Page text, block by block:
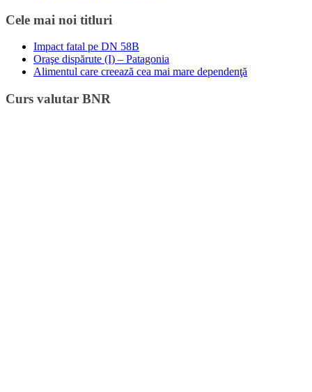
Cele mai noi titluri
Impact fatal pe DN 58B
Oraşe dispărute (I) – Patagonia
Alimentul care creează cea mai mare dependenţă
Curs valutar BNR